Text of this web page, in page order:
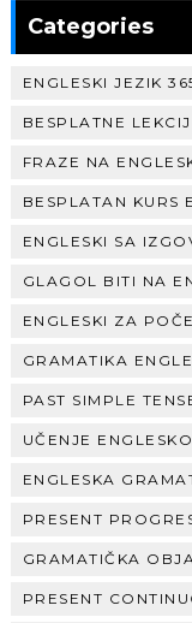
Categories
ENGLESKI JEZIK
BESPLATNE
FRAZE NA
BESPLATAN KURS
ENGLESKI SA
GLAGOL BITI NA
ENGLESKI ZA
GRAMATIKA
PAST SIMPLE
UČENJE
ENGLESKA
PRESENT
GRAMATIČKA
PRESENT